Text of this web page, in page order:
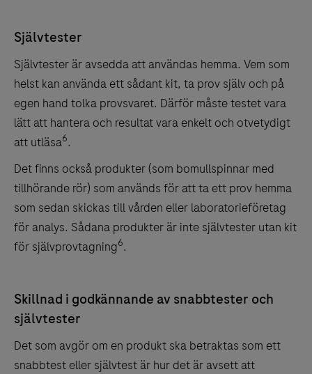
Självtester
Självtester är avsedda att användas hemma. Vem som
helst kan använda ett sådant kit, ta prov själv och på
egen hand tolka provsvaret. Därför måste testet vara
lätt att hantera och resultat vara enkelt och otvetydigt
att utläsa6.
Det finns också produkter (som bomullspinnar med
tillhörande rör) som används för att ta ett prov hemma
som sedan skickas till vården eller laboratorieföretag
för analys. Sådana produkter är inte självtester utan kit
för självprovtagning6.
Skillnad i godkännande av snabbtester och
självtester
Det som avgör om en produkt ska betraktas som ett
snabbtest eller självtest är hur det är avsett att